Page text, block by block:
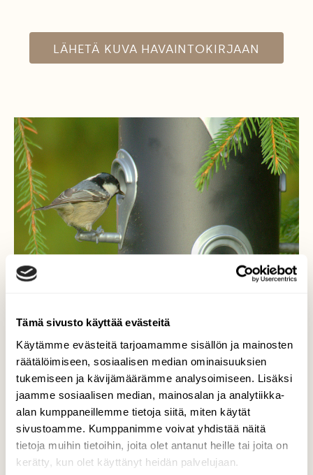
Tämä sivusto käyttää evästeitä
Käytämme evästeitä tarjoamamme sisällön ja mainosten
räätälöimiseen, sosiaalisen median ominaisuuksien
tukemiseen ja kävijämäärämme analysoimiseen. Lisäksi
jaamme sosiaalisen median, mainosalan ja analytiikka-
alan kumppaneillemme tietoja siitä, miten käytät
sivustoamme. Kumppanimme voivat yhdistää näitä
tietoja muihin tietoihin, joita olet antanut heille tai joita on
kerätty, kun olet käyttänyt heidän palvelujaan.
LÄHETÄ KUVA HAVAINTOKIRJAAN
Utelias kuusitiainen
Alettuani ruokkimaan lintuja siihen tuli heti
kuusitiainen,ja niin piukkuinen olikin,Tiaiset
kävivät jo pitkään pyytämässä ruokaa
meidän terassilla,ja tästä se lähti